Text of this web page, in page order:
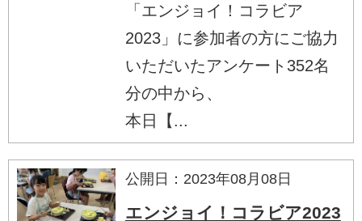
「エンジョイ！コラビア
2023」に参加者の方にご協力
いただいたアンケート352名
分の中から、
本日【...
公開日：2023年08月08日
エンジョイ！コラビア2023